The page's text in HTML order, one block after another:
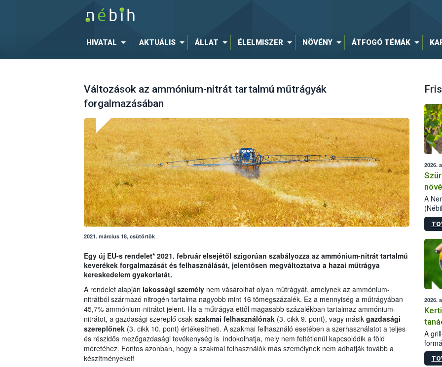
HIVATAL AKTUÁLIS ÁLLAT ÉLELMISZER NÖVÉNY ÁTFOGÓ TÉMÁK
Változások az ammónium-nitrát tartalmú műtrágyák
forgalmazásában
2021. március 18, csütörtök
Egy új EU-s rendelet* 2021. február elsejétől szigorúan szabályozza az ammónium-nitrát tartalmú
keverékek forgalmazását és felhasználását, jelentősen megváltoztatva a hazai műtrágya
kereskedelem gyakorlatát.
A rendelet alapján lakossági személynem vásárolhat olyan műtrágyát, amelynek az ammónium-
nitrátból származó nitrogén tartalma nagyobb mint 16 tömegszázalék. Ez a mennyiség a műtrágyában
45,7% ammónium-nitrátot jelent. Ha a műtrágya ettől magasabb százalékban tartalmaz ammónium-
nitrátot, a gazdasági szereplő csak szakmai felhasználónak(3. cikk 9. pont), vagy másik gazdasági
szereplőnek(3. cikk 10. pont) értékesítheti. A szakmai felhasználó esetében a szerhasználatot a teljes
és részidős mezőgazdasági tevékenység is indokolhatja, mely nem feltétlenül kapcsolódik a föld
méretéhez. Fontos azonban, hogy a szakmai felhasználók más személynek nem adhatják tovább a
készítményeket!
2026.
A
Az
2026.
A